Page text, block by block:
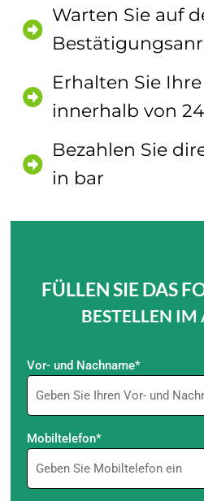
Warten Sie auf
Erhalten Sie
innerhalb von
Bezahlen Sie
in bar
FÜLLEN SIE DAS
BESTELLEN
Vor- und Nachname*
Mobiltelefon*